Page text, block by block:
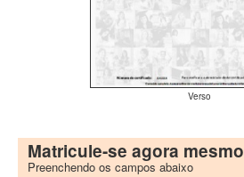
Verso
Matricule-se agora mesmo
Preenchendo os campos abaixo